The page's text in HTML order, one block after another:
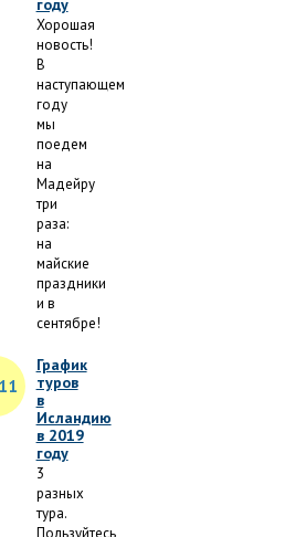
году
Хорошая
новость!
В
наступающем
году
мы
поедем
на
Мадейру
три
раза:
на
майские
праздники
и в
сентябре!
График
туров
в
Исландию
в 2019
году
3
разных
тура.
Пользуйтесь